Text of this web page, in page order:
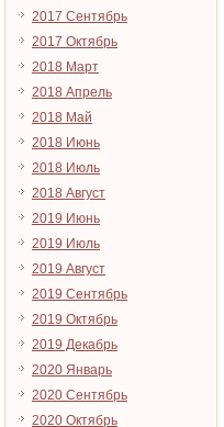
2017 Сентябрь
2017 Октябрь
2018 Март
2018 Апрель
2018 Май
2018 Июнь
2018 Июль
2018 Август
2019 Июнь
2019 Июль
2019 Август
2019 Сентябрь
2019 Октябрь
2019 Декабрь
2020 Январь
2020 Сентябрь
2020 Октябрь